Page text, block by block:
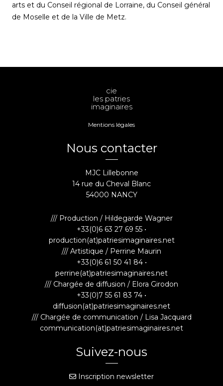
arts et du Conseil régional de Lorraine, du Conseil général
de Moselle et de la Ville de Metz.
cie
les patries
imaginaires
Mentions légales
Nous contacter
MJC Lillebonne
14 rue du Cheval Blanc
54000 NANCY
/// Production / Hildegarde Wagner
+33(0)6 63 27 69 55 •
production(at)patriesimaginaires.net
/// Artistique / Perrine Maurin
+33(0)6 61 50 41 84 •
perrine(at)patriesimaginaires.net
/// Chargée de diffusion / Elora Girodon
+33(0)7 55 61 83 74 •
diffusion(at)patriesimaginaires.net
/// Chargée de communication / Lisa Jacquard
communication(at)patriesimaginaires.net
Suivez-nous
Inscription newsletter